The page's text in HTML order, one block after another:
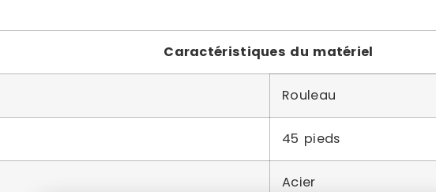
Caractéristiques du matériel
Rouleau
45 pieds
Acier